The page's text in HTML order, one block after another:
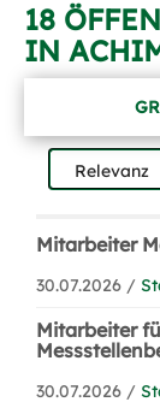
18
IN
Mitarbeiter
30.07.2026 /
Mitarbeiter
30.07.2026 /